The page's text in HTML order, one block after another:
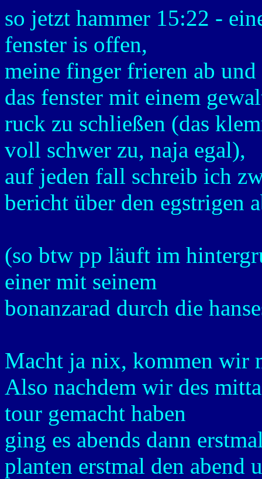
so jetzt hammer 15:22 -
fenster is offen,
meine finger frieren ab
das fenster mit einem
ruck zu schließen (das
voll schwer zu, naja egal),
auf jeden fall schreib ich
bericht über den egstrigen
(so btw pp läuft im
einer mit seinem
bonanzarad durch die
Macht ja nix, kommen wir
Also nachdem wir des
tour gemacht haben
ging es abends dann
planten erstmal den abend